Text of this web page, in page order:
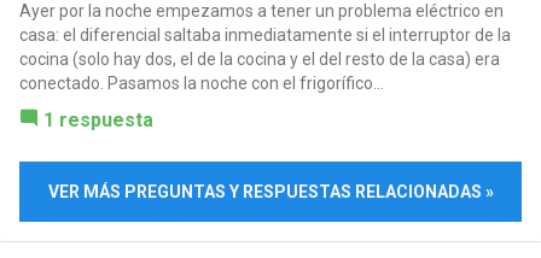
Ayer por la noche empezamos a tener un problema eléctrico en
casa: el diferencial saltaba inmediatamente si el interruptor de la
cocina (solo hay dos, el de la cocina y el del resto de la casa) era
conectado. Pasamos la noche con el frigorífico...
1 respuesta
VER MÁS PREGUNTAS Y RESPUESTAS RELACIONADAS »